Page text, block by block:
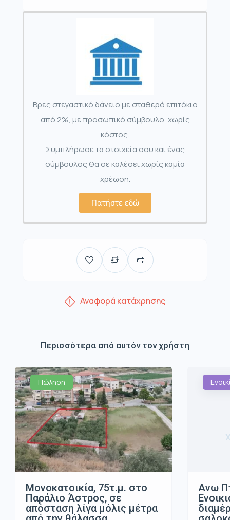
Βρες στεγαστικό δάνειο με σταθερό επιτόκιο
από 2%, με προσωπικό σύμβουλο, χωρίς
κόστος.
Συμπλήρωσε τα στοιχεία σου και ένας
σύμβουλος θα σε καλέσει χωρίς καμία
χρέωση.
Πατήστε εδώ
Αναφορά κατάχρησης
Περισσότερα από αυτόν τον χρήστη
Πώληση
Μονοκατοικία, 75τ.μ. στο
Παράλιο Άστρος, σε
απόσταση λίγα μόλις μέτρα
Ανω